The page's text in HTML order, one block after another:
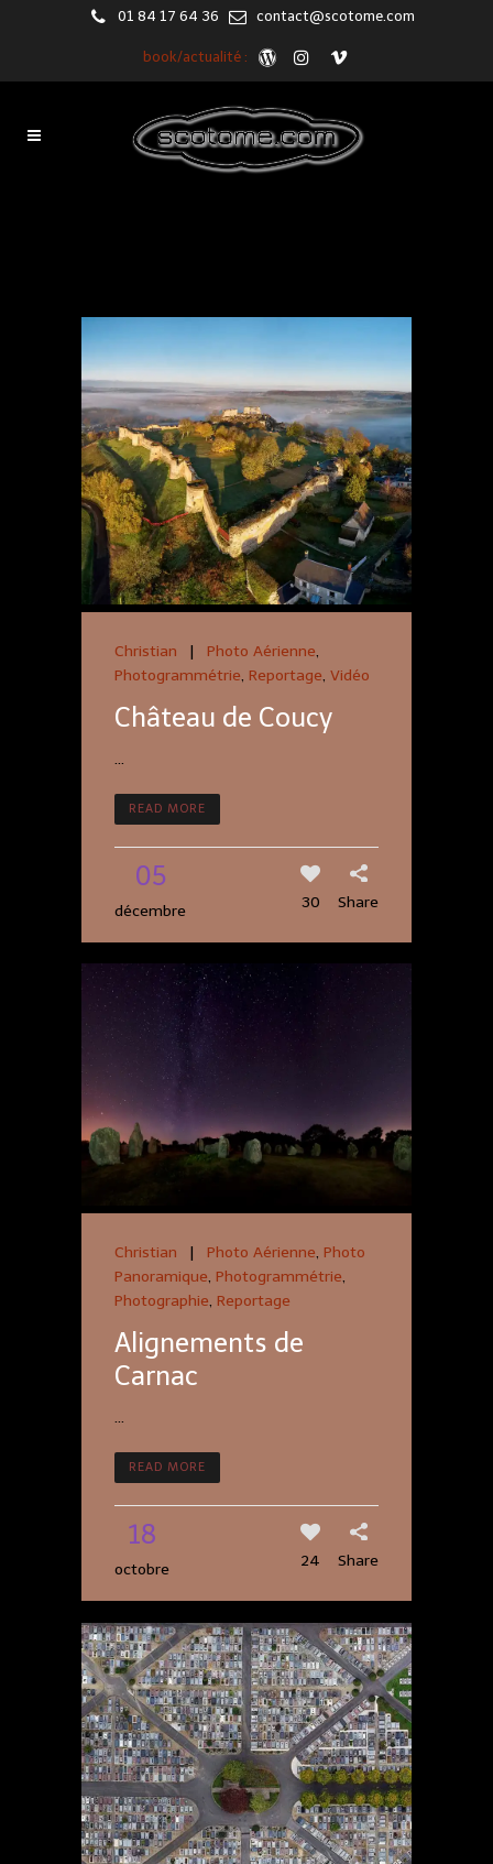
01 84 17 64 36 contact@scotome.com
book/actualité :
Christian | Photo Aérienne,
Photogrammétrie, Reportage, Vidéo
Château de Coucy
...
READ MORE
05
décembre 30 Share
Christian | Photo Aérienne, Photo
Panoramique, Photogrammétrie,
Photographie, Reportage
Alignements de
Carnac
...
READ MORE
18
octobre 24 Share